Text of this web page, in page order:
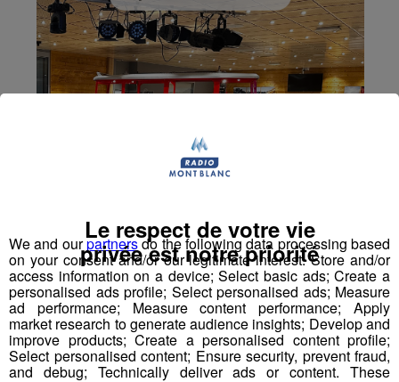
We and ourpartnersdo the following data processing based
on your consent and/or our legitimate interest: Store and/or
access information on a device; Select basic ads; Create a
personalised ads profile; Select personalised ads; Measure
ad performance; Measure content performance; Apply
market research to generate audience insights; Develop and
improve products; Create a personalised content profile;
Select personalised content; Ensure security, prevent fraud,
and debug; Technically deliver ads or content. These
Le respect de votre vie
privée est notre priorité